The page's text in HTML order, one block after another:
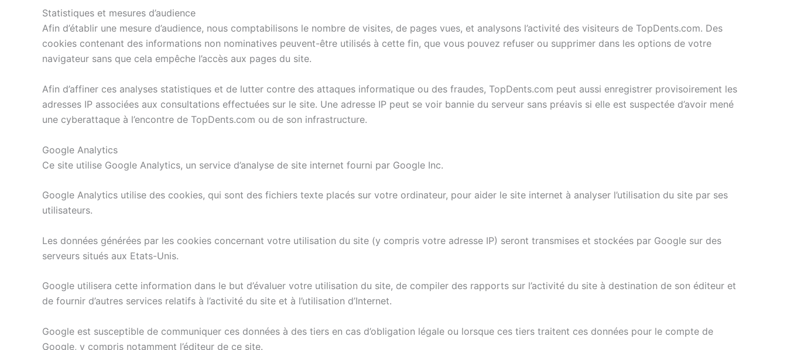
Statistiques et mesures d’audience
Afin d’établir une mesure d’audience, nous comptabilisons le nombre de visites, de pages vues, et analysons l’activité des visiteurs de TopDents.com. Des
cookies contenant des informations non nominatives peuvent-être utilisés à cette fin, que vous pouvez refuser ou supprimer dans les options de votre
navigateur sans que cela empêche l’accès aux pages du site.
Afin d’affiner ces analyses statistiques et de lutter contre des attaques informatique ou des fraudes, TopDents.com peut aussi enregistrer provisoirement les
adresses IP associées aux consultations effectuées sur le site. Une adresse IP peut se voir bannie du serveur sans préavis si elle est suspectée d’avoir mené
une cyberattaque à l’encontre de TopDents.com ou de son infrastructure.
Google Analytics
Ce site utilise Google Analytics, un service d’analyse de site internet fourni par Google Inc.
Google Analytics utilise des cookies, qui sont des fichiers texte placés sur votre ordinateur, pour aider le site internet à analyser l’utilisation du site par ses
utilisateurs.
Les données générées par les cookies concernant votre utilisation du site (y compris votre adresse IP) seront transmises et stockées par Google sur des
serveurs situés aux Etats-Unis.
Google utilisera cette information dans le but d’évaluer votre utilisation du site, de compiler des rapports sur l’activité du site à destination de son éditeur et
de fournir d’autres services relatifs à l’activité du site et à l’utilisation d’Internet.
Google est susceptible de communiquer ces données à des tiers en cas d’obligation légale ou lorsque ces tiers traitent ces données pour le compte de
Google, y compris notamment l’éditeur de ce site.